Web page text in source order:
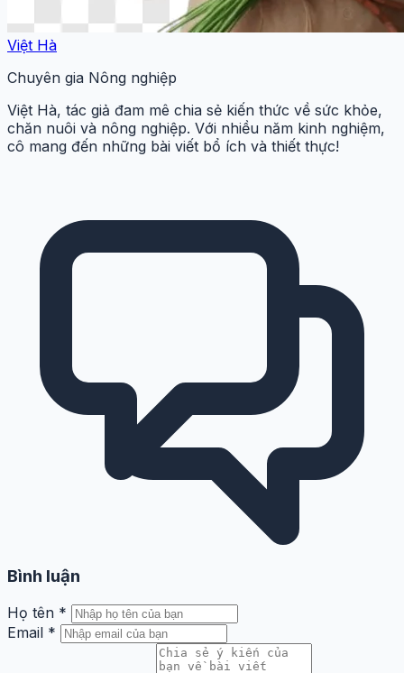
Việt Hà
Chuyên gia Nông nghiệp
Việt Hà, tác giả đam mê chia sẻ kiến thức về sức khỏe,
chăn nuôi và nông nghiệp. Với nhiều năm kinh nghiệm,
cô mang đến những bài viết bổ ích và thiết thực!
Bình luận
Họ tên *
Email *